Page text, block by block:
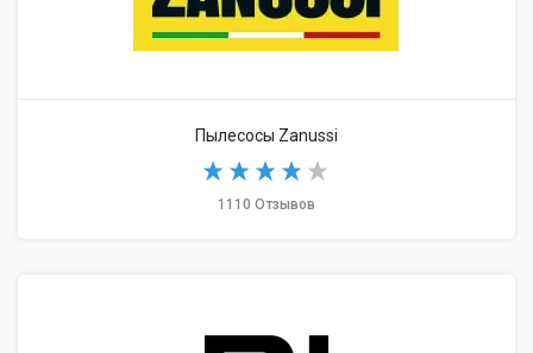
Пылесосы Zanussi
1110 Отзывов